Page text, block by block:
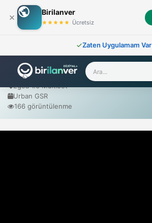
Ana Sayfa
Fiat Egea 1.6 MultiJet Urban GSR
2025 Model
Egea 1.6 MultiJet
Urban GSR
166 görüntülenme
Birilanver
Ücretsiz
Zaten Uygulamam Var